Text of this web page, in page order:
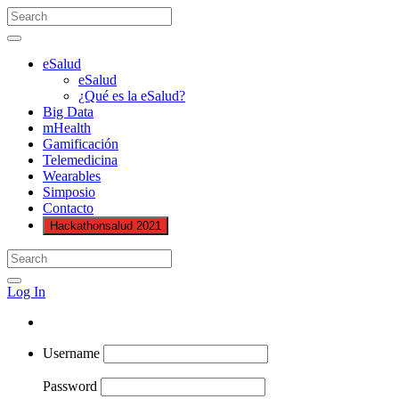
eSalud
eSalud
¿Qué es la eSalud?
Big Data
mHealth
Gamificación
Telemedicina
Wearables
Simposio
Contacto
Hackathonsalud 2021
Log In
Username
Password